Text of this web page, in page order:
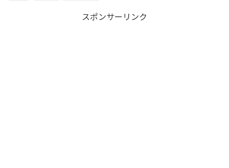
スポンサーリンク